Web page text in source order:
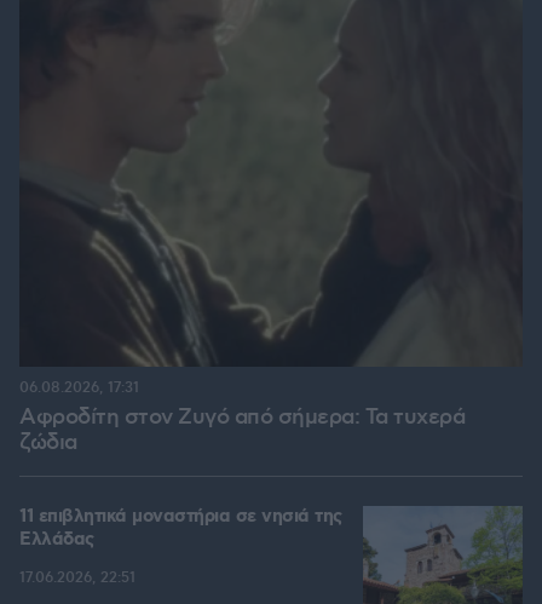
Αφροδίτη στον Ζυγό από σήμερα: Τα τυχερά
ζώδια
06.08.2026, 17:31
11 επιβλητικά μοναστήρια σε νησιά της
Ελλάδας
17.06.2026, 22:51